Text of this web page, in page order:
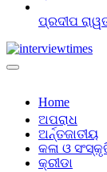
ପ୍ରଦୀପ
Home
ଅପରାଧ
ଅର୍ନ୍ତଜାତୀୟ
କଳା ଓ
କ୍ରୀଡା